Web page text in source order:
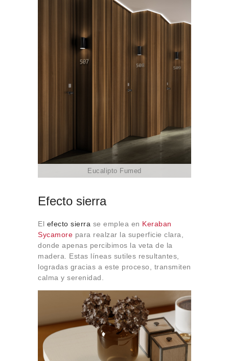
Eucalipto Fumed
Efecto sierra
El efecto sierra se emplea en Keraban
Sycamore para realzar la superficie clara,
donde apenas percibimos la veta de la
madera. Estas líneas sutiles resultantes,
logradas gracias a este proceso, transmiten
calma y serenidad.